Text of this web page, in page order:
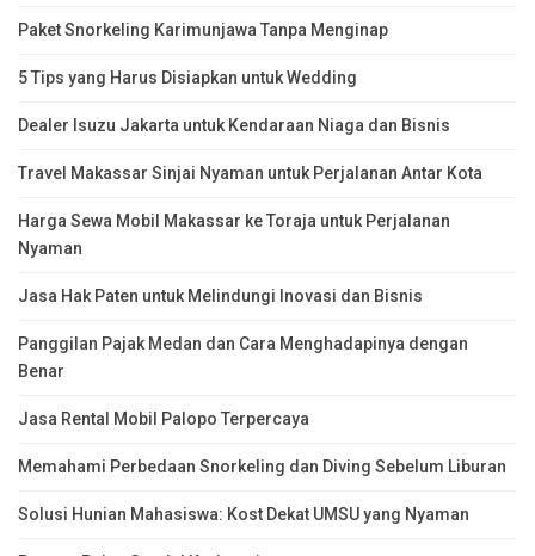
Paket Snorkeling Karimunjawa Tanpa Menginap
5 Tips yang Harus Disiapkan untuk Wedding
Dealer Isuzu Jakarta untuk Kendaraan Niaga dan Bisnis
Travel Makassar Sinjai Nyaman untuk Perjalanan Antar Kota
Harga Sewa Mobil Makassar ke Toraja untuk Perjalanan
Nyaman
Jasa Hak Paten untuk Melindungi Inovasi dan Bisnis
Panggilan Pajak Medan dan Cara Menghadapinya dengan
Benar
Jasa Rental Mobil Palopo Terpercaya
Memahami Perbedaan Snorkeling dan Diving Sebelum Liburan
Solusi Hunian Mahasiswa: Kost Dekat UMSU yang Nyaman